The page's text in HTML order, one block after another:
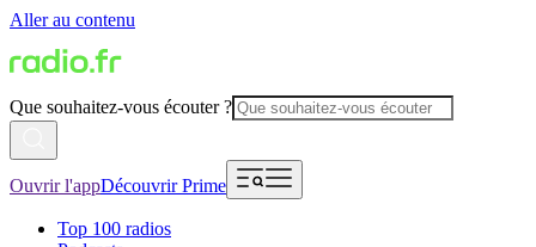
Aller au contenu
Que souhaitez-vous écouter ?
Ouvrir l'appDécouvrir Prime
Top 100 radios